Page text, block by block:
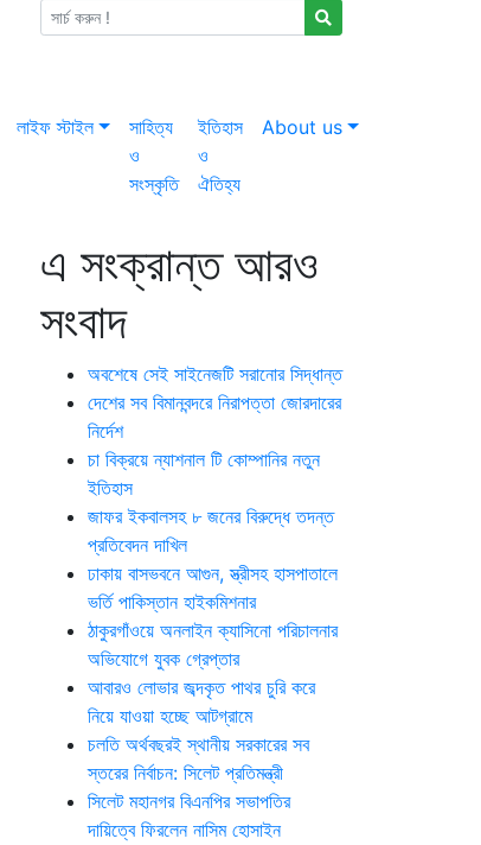
লাইফ স্টাইল
সাহিত্য
ও
সংস্কৃতি
ইতিহাস
ও
ঐতিহ্য
About us
এ সংক্রান্ত আরও
সংবাদ
অবশেষে সেই সাইনেজটি সরানোর সিদ্ধান্ত
দেশের সব বিমানবন্দরে নিরাপত্তা জোরদারের
নির্দেশ
চা বিক্রয়ে ন্যাশনাল টি কোম্পানির নতুন
ইতিহাস
জাফর ইকবালসহ ৮ জনের বিরুদ্ধে তদন্ত
প্রতিবেদন দাখিল
ঢাকায় বাসভবনে আগুন, স্ত্রীসহ হাসপাতালে
ভর্তি পাকিস্তান হাইকমিশনার
ঠাকুরগাঁওয়ে অনলাইন ক্যাসিনো পরিচালনার
অভিযোগে যুবক গ্রেপ্তার
আবারও লোভার জব্দকৃত পাথর চুরি করে
নিয়ে যাওয়া হচ্ছে আটগ্রামে
চলতি অর্থবছরই স্থানীয় সরকারের সব
স্তরের নির্বাচন: সিলেট প্রতিমন্ত্রী
সিলেট মহানগর বিএনপির সভাপতির
দায়িত্বে ফিরলেন নাসিম হোসাইন